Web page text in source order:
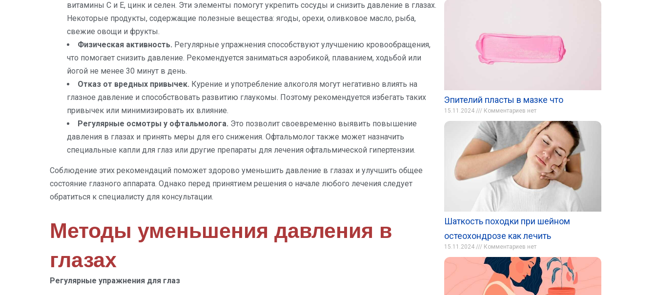
витамины С и Е, цинк и селен. Эти элементы помогут укрепить сосуды и снизить давление в глазах.
Некоторые продукты, содержащие полезные вещества: ягоды, орехи, оливковое масло, рыба,
свежие овощи и фрукты.
Физическая активность. Регулярные упражнения способствуют улучшению кровообращения,
что помогает снизить давление. Рекомендуется заниматься аэробикой, плаванием, ходьбой или
йогой не менее 30 минут в день.
Отказ от вредных привычек. Курение и употребление алкоголя могут негативно влиять на
глазное давление и способствовать развитию глаукомы. Поэтому рекомендуется избегать таких
привычек или минимизировать их влияние.
Регулярные осмотры у офтальмолога. Это позволит своевременно выявить повышение
давления в глазах и принять меры для его снижения. Офтальмолог также может назначить
специальные капли для глаз или другие препараты для лечения офтальмической гипертензии.
Соблюдение этих рекомендаций поможет здорово уменьшить давление в глазах и улучшить общее
состояние глазного аппарата. Однако перед принятием решения о начале любого лечения следует
обратиться к специалисту для консультации.
Методы уменьшения давления в
глазах
Регулярные упражнения для глаз
Эпителий пласты в мазке что
15.11.2024 Комментариев нет
Шаткость походки при шейном
остеохондрозе как лечить
15.11.2024 Комментариев нет